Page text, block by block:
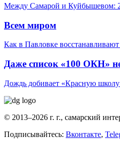
Между Самарой и Куйбышевом:
Всем миром
Как в Павловке
Даже список «100 ОКН»
Дождь добивает «Красную
© 2013–2026 г. г., самарский
Подписывайтесь: Вконтакте,